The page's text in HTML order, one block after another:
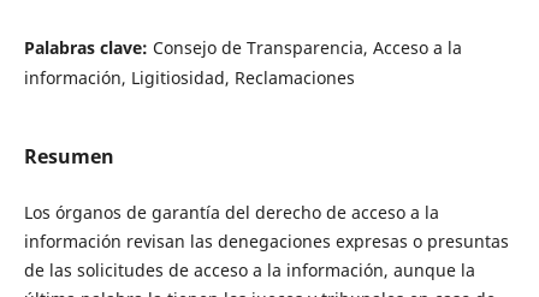
Palabras clave: Consejo de Transparencia, Acceso a la
información, Ligitiosidad, Reclamaciones
Resumen
Los órganos de garantía del derecho de acceso a la
información revisan las denegaciones expresas o presuntas
de las solicitudes de acceso a la información, aunque la